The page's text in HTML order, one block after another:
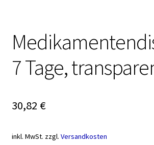
7 Tage,
30,82 €
inkl. MwSt. zzgl. Versandkosten